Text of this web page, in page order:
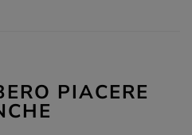
PIACERE